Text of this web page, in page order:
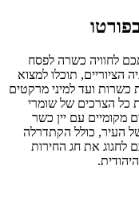
לחוויה כשרה לפסח
הציוריים, תוכלו למצוא
ועד למיני מרקטים
כל הצרכים של שומרי
מקומיים עם יין כשר
העיר, כולל הקתדרלה
לחגוג את חג החירות